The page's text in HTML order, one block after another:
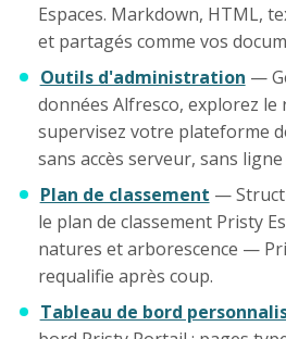
Espaces. Markdown, HTML,
et partagés comme vos
Outils d'administration —
données Alfresco, explorez
supervisez votre plateforme
sans accès serveur, sans
Plan de classement —
le plan de classement Pristy
natures et arborescence —
requalifie après coup.
Tableau de bord